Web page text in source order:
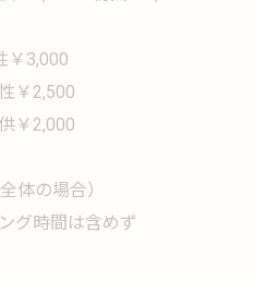
3,000
の場合）
グ時間は含めず